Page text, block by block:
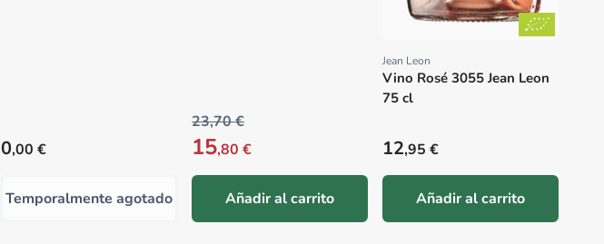
Precio habitual
0,00 €
Temporalmente agotado
23,70 €
15,80 €
Añadir al carrito
Proveedor:
Jean Leon
Vino Rosé 3055 Jean Leon
75 cl
Precio habitual
12,95 €
Añadir al carrito